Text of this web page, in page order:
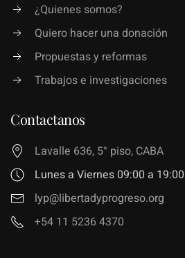
¿Quienes somos?
Quiero hacer una donación
Propuestas y reformas
Trabajos e investigaciones
Contactanos
Lavalle 636, 5° piso, CABA
Lunes a Viernes 09:00 a 19:00
lyp@libertadyprogreso.org
+54 11 5236 4370